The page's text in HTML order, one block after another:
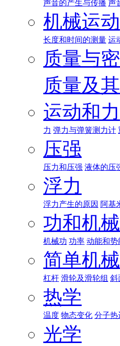
声音的产生与传播 声
机械运动
长度和时间的测量 运
质量与
质量及
运动和力
力 弹力与弹簧测力计
压强
压力和压强 液体的压
浮力
浮力产生的原因 阿基
功和机
机械功 功率 动能和势
简单机械
杠杆 滑轮及滑轮组 斜
热学
温度 物态变化 分子热
光学